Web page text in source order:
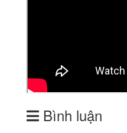
Bình luận